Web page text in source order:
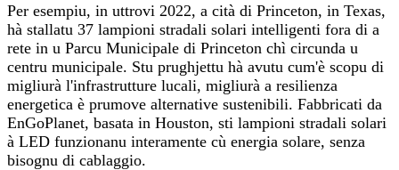
Per esempiu, in uttrovi 2022, a cità di Princeton, in Texas,
hà stallatu 37 lampioni stradali solari intelligenti fora di a
rete in u Parcu Municipale di Princeton chì circunda u
centru municipale. Stu prughjettu hà avutu cum'è scopu di
migliurà l'infrastrutture lucali, migliurà a resilienza
energetica è prumove alternative sustenibili. Fabbricati da
EnGoPlanet, basata in Houston, sti lampioni stradali solari
à LED funzionanu interamente cù energia solare, senza
bisognu di cablaggio.